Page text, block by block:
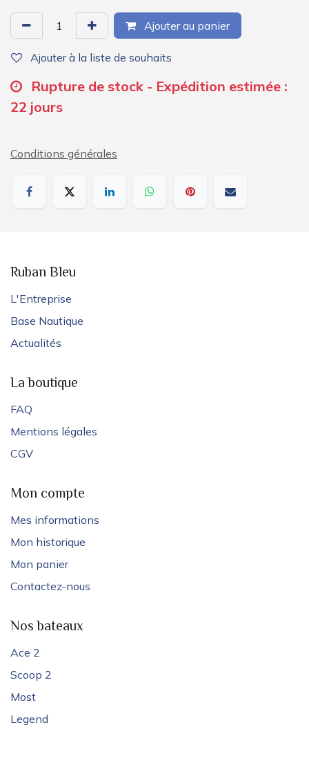
Ajouter au panier
Ajouter à la liste de souhaits
Rupture de stock - Expédition estimée :
22 jours
Conditions générales
Ruban Bleu
L'Entreprise
Base Nautique
Actualités
La boutique
FAQ
Mentions légales
CGV
Mon compte
Mes informations
Mon historique
Mon panier
Contactez-nous
Nos bateaux
Ace 2
Scoop 2
Most
Legend